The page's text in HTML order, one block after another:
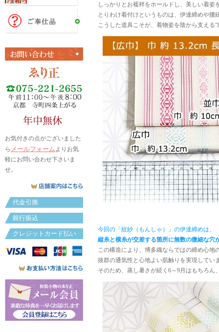
お気付きの点がございました
ら メールフォームよりお気
軽にお問い合わせ下さいま
せ。
代金引換
銀行振込
クレジットカード払い
しっかりとお襦袢をホールドし、美しい着姿
とりわけ着付けというものは、伊達締めや腰
こうした道具こそが、着物姿を陰から支える
今回の「紋紗（もんしゃ）」の伊達締めは、
縦糸と横糸が交差する箇所に無数の微細な穴
この構造により、博多織ならではの締め心地
抜群の通気性と心地よい肌触りを実現してい
そのため、蒸し暑さが続く6～9月はもちろ